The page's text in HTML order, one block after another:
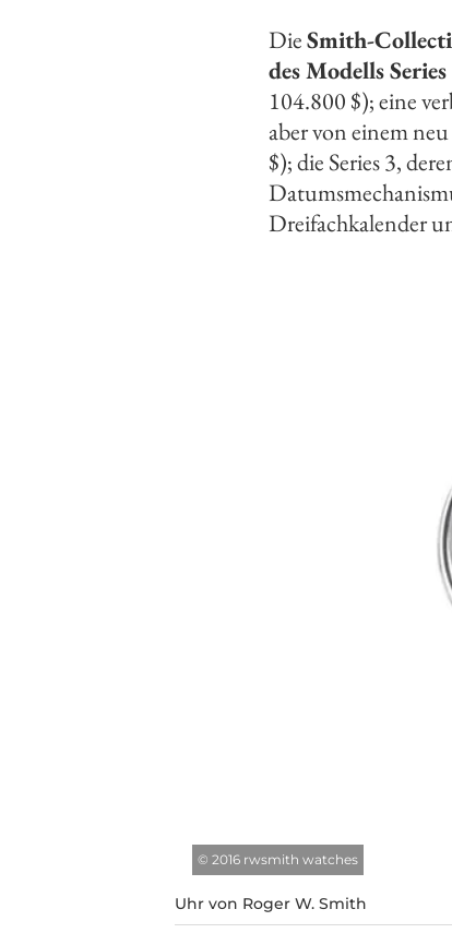
DieSmith-
des Modells
104.800 $); eine
aber von einem
$); die Series 3,
Dreifachkalender
© 2016 rwsmith watches
Uhr von Roger W. Smith